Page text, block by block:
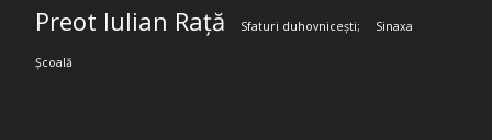
Preot Iulian Rață Sfaturi duhovnicești; Sinaxa
Școală